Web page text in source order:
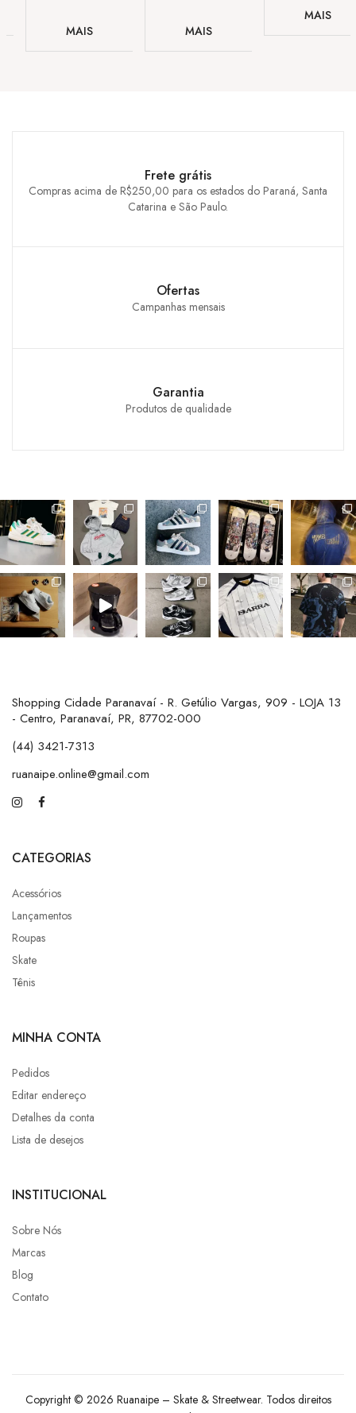
MAIS MAIS
MAIS
Frete grátis
Compras acima de R$250,00 para os estados do Paraná, Santa
Catarina e São Paulo.
Ofertas
Campanhas mensais
Garantia
Produtos de qualidade
Shopping Cidade Paranavaí - R. Getúlio Vargas, 909 - LOJA 13
- Centro, Paranavaí, PR, 87702-000
(44) 3421-7313
ruanaipe.online@gmail.com
CATEGORIAS
Acessórios
Lançamentos
Roupas
Skate
Tênis
MINHA CONTA
Pedidos
Editar endereço
Detalhes da conta
Lista de desejos
INSTITUCIONAL
Sobre Nós
Marcas
Blog
Contato
Copyright © 2026 Ruanaipe – Skate & Streetwear. Todos direitos